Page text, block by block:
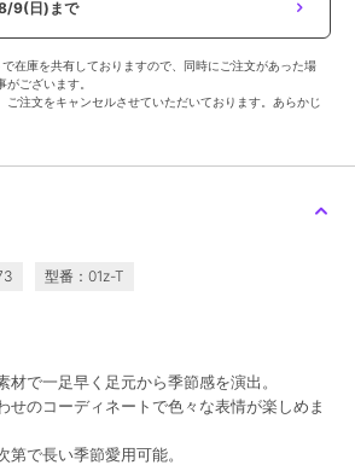
9(日)まで
在庫を共有しておりますので、同時にご注文があった場
ございます。
ご注文をキャンセルさせていただいております。あらかじ
型番：01z-T
材で一足早く足元から季節感を演出。
せのコーディネートで色々な表情が楽しめま
で長い季節愛用可能。